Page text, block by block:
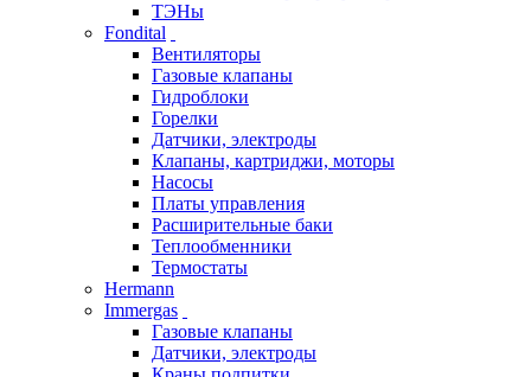
ТЭНы
Fondital
Вентиляторы
Газовые клапаны
Гидроблоки
Горелки
Датчики, электроды
Клапаны, картриджи, моторы
Насосы
Платы управления
Расширительные баки
Теплообменники
Термостаты
Hermann
Immergas
Газовые клапаны
Датчики, электроды